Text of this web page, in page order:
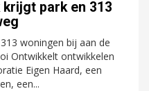
park en 313
woningen bij aan de
Ontwikkelt ontwikkelen
Eigen Haard, een
een...